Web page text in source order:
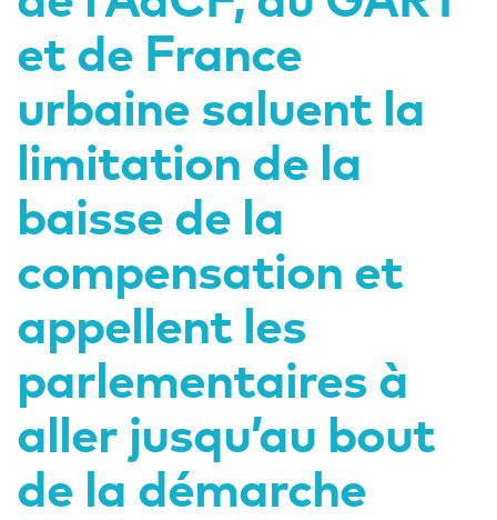
et de France
urbaine saluent la
limitation de la
baisse de la
compensation et
appellent les
parlementaires à
aller jusqu’au bout
de la démarche